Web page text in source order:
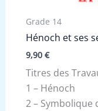
Grade 14
Hénoch et ses
9,90 €
Titres des
1 – Hénoch
2 – Symbolique